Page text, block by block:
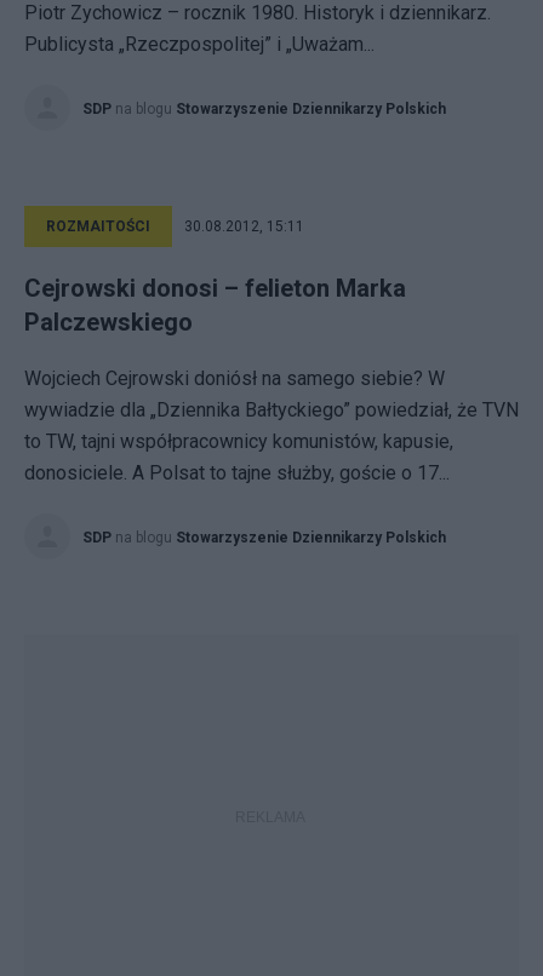
Piotr Zychowicz – rocznik 1980. Historyk i dziennikarz.
Publicysta „Rzeczpospolitej” i „Uważam...
SDP na blogu Stowarzyszenie Dziennikarzy Polskich
ROZMAITOŚCI 30.08.2012, 15:11
Cejrowski donosi – felieton Marka
Palczewskiego
Wojciech Cejrowski doniósł na samego siebie? W
wywiadzie dla „Dziennika Bałtyckiego” powiedział, że TVN
to TW, tajni współpracownicy komunistów, kapusie,
donosiciele. A Polsat to tajne służby, goście o 17...
SDP na blogu Stowarzyszenie Dziennikarzy Polskich